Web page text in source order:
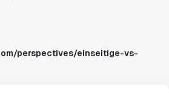
perspectives/einseitige-vs-